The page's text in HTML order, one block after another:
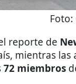
Foto:
reporte de
mientras
72 miembros